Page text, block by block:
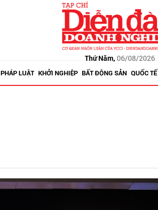
Thứ Năm, 06/08/2026
PHÁP LUẬT KHỞI NGHIỆP BẤT ĐỘNG SẢN QUỐC TẾ